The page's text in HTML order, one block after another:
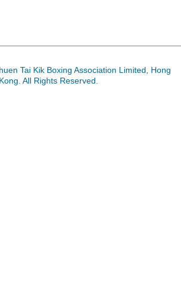
Tai Kik Boxing Association Limited, Hong
Kong. All Rights Reserved.